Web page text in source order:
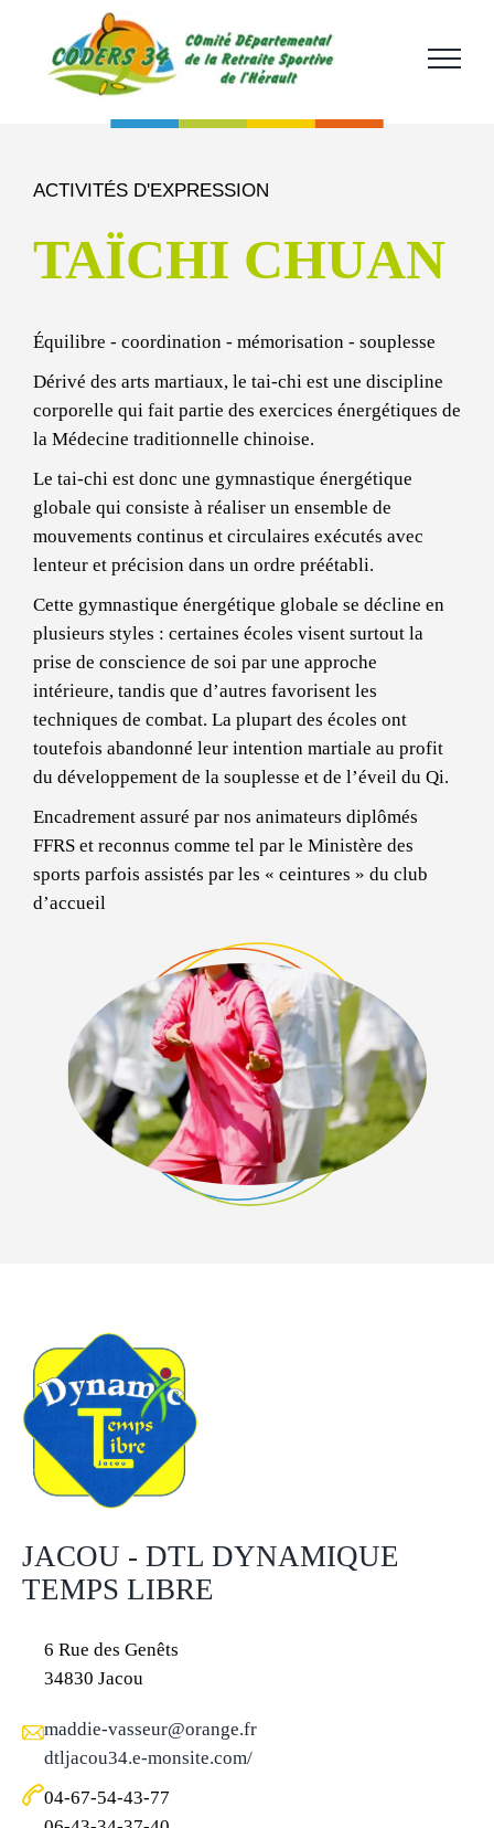
contenu
ACTIVITÉS D'EXPRESSION
TAÏCHI CHUAN
Équilibre - coordination - mémorisation - souplesse
Dérivé des arts martiaux, le tai-chi est une discipline
corporelle qui fait partie des exercices énergétiques de
la Médecine traditionnelle chinoise.
Le tai-chi est donc une gymnastique énergétique
globale qui consiste à réaliser un ensemble de
mouvements continus et circulaires exécutés avec
lenteur et précision dans un ordre préétabli.
Cette gymnastique énergétique globale se décline en
plusieurs styles : certaines écoles visent surtout la
prise de conscience de soi par une approche
intérieure, tandis que d’autres favorisent les
techniques de combat. La plupart des écoles ont
toutefois abandonné leur intention martiale au profit
du développement de la souplesse et de l’éveil du Qi.
Encadrement assuré par nos animateurs diplômés
FFRS et reconnus comme tel par le Ministère des
sports parfois assistés par les « ceintures » du club
d’accueil
JACOU - DTL DYNAMIQUE
TEMPS LIBRE
6 Rue des Genêts
34830 Jacou
maddie-vasseur@orange.fr
dtljacou34.e-monsite.com/
04-67-54-43-77